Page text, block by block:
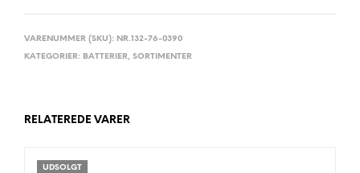
VARENUMMER (SKU): NR.132-76-0390
KATEGORIER: BATTERIER, SORTIMENTER
RELATEREDE VARER
UDSOLGT